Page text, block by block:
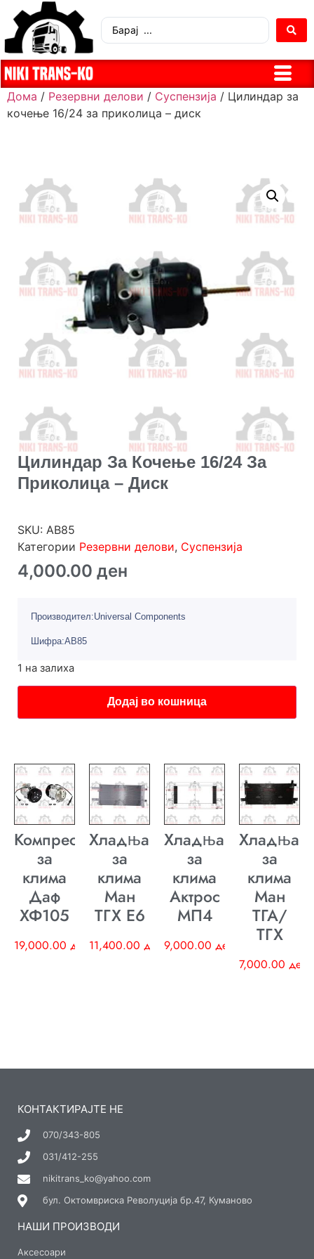
Дома / Резервни делови / Суспензија / Цилиндар за
кочење 16/24 за приколица – диск
Цилиндар За Кочење 16/24 За
Приколица – Диск
SKU: AB85
Категории Резервни делови, Суспензија
4,000.00 ден
Производител:Universal Components
Шифра:AB85
1 на залиха
Додај во кошница
Компресор
за
клима
Даф
ХФ105
19,000.00 ден
Хладњак
за
клима
Ман
ТГХ E6
11,400.00 ден
Хладњак
за
клима
Актрос
МП4
9,000.00 ден
Хладњак
за
клима
Ман
ТГА/
ТГХ
7,000.00 ден
КОНТАКТИРАЈТЕ НЕ
070/343-805
031/412-255
nikitrans_ko@yahoo.com
бул. Октомвриска Револуција бр.47, Куманово
НАШИ ПРОИЗВОДИ
Аксесоари